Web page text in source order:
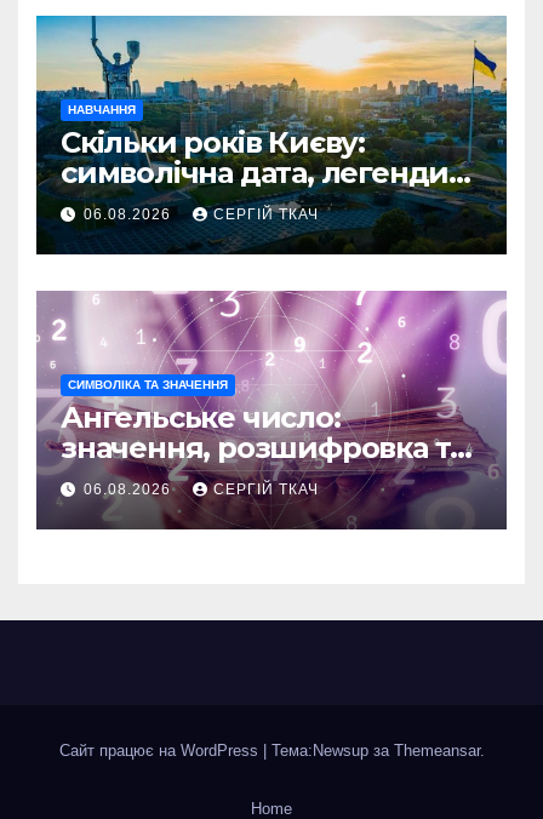
НАВЧАННЯ
Скільки років Києву:
символічна дата, легенди
та те, що кажуть історики
06.08.2026 СЕРГІЙ ТКАЧ
СИМВОЛІКА ТА ЗНАЧЕННЯ
Ангельське число:
значення, розшифровка та
послання
06.08.2026 СЕРГІЙ ТКАЧ
Сайт працює на WordPress Тема:Newsup за Themeansar.
Home